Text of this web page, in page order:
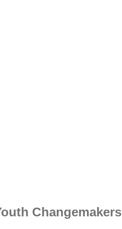
Changemakers